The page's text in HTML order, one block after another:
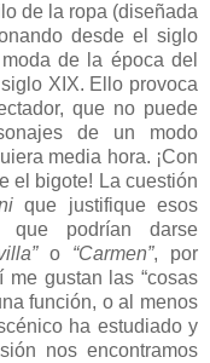
de la ropa (diseñada
desde el siglo
de la época del
XIX. Ello provoca
que no puede
de un modo
media hora. ¡Con
el bigote! La cuestión
ique justifique esos
que podrían darse
o “Carmen”, por
me gustan las “cosas
función, o al menos
ha estudiado y
nos encontramos